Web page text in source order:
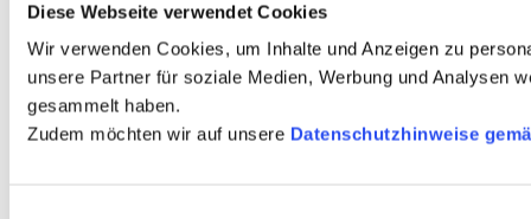
Diese Webseite verwendet Cookies
Wir verwenden Cookies, um Inhalte und Anzeigen zu
unsere Partner für soziale Medien, Werbung und Analysen
gesammelt haben.
Zudem möchten wir auf unsere Datenschutzhinweise